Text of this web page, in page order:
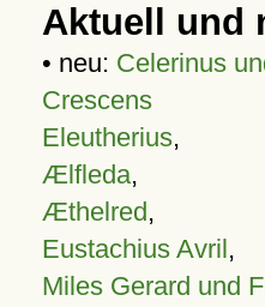
Aktuell und
• neu: Celerinus
Crescens
Eleutherius,
Ælfleda,
Æthelred,
Eustachius Avril,
Miles Gerard und